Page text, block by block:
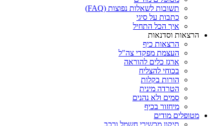
תשובות לשאלות נפוצות (FAQ)
כתבות על סיגי
איך הכל התחיל
הרצאות וסדנאות
הרצאות כיף
העצמת מפקדי צה"ל
ארגז כלים להוראה
בכוחי להצליח
הורות בקלות
הטרדה מינית
סמים ולא נהנים
מיחזור בכיף
מטופלים מודים
תיקון מכשירי חשמל ורכב